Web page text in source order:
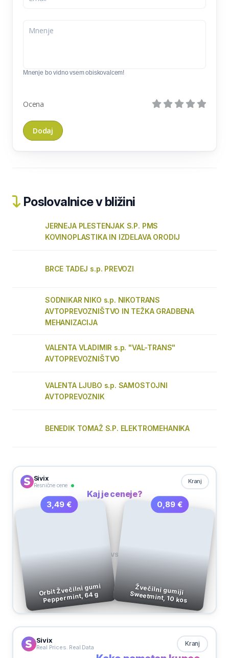
Mnenje bo vidno vsem obiskovalcem!
Ocena
Poslovalnice v bližini
JERNEJA PLESTENJAK S.P. PMS
KOVINOPLASTIKA IN IZDELAVA ORODIJ
BRCE TADEJ s.p. PREVOZI
SODNIKAR NIKO s.p. NIKOTRANS
AVTOPREVOZNIŠTVO IN TEŽKA GRADBENA
MEHANIZACIJA
VALENTA VLADIMIR s.p. "VAL-TRANS"
AVTOPREVOZNIŠTVO
VALENTA LJUBO s.p. SAMOSTOJNI
AVTOPREVOZNIK
BENEDIK TOMAŽ S.P. ELEKTROMEHANIKA
Sivix
Resnične cene
Kranj
Kaj je ceneje?
3,49 €
Orbit Žvečilni gumi
Peppermint, 64 g
VS
0,89 €
Žvečilni gumiji
Sweetmint, 10 kos
Sivix
Real Prices. Real Data Kranj